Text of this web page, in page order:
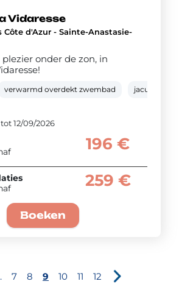
Vidaresse
Côte d'Azur - Sainte-Anastasie-
onder de zon, in
verwarmd overdekt zwembad jacuzzi
12/09/2026
196 €
259 €
Boeken
7 8 9 10 11 12